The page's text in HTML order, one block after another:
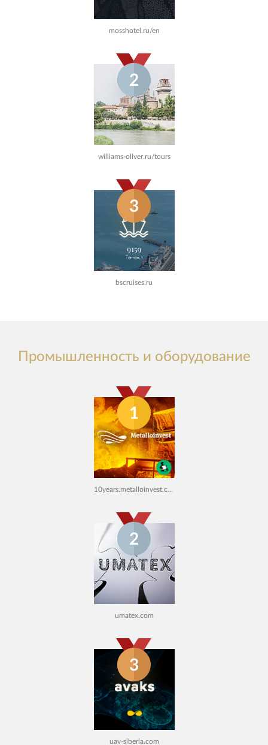
mosshotel.ru/en
2
williams-oliver.ru/tours
3
bscruises.ru
Промышленность и оборудование
1
10years.metalloinvest.com/en
2
umatex.com
3
uav-siberia.com